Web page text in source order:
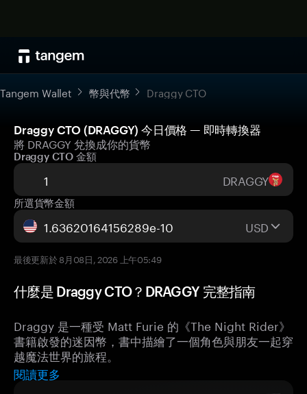
Tangem Wallet 幣與代幣 Draggy CTO
Draggy CTO (DRAGGY) 今日價格 — 即時轉換器
將 DRAGGY 兌換成你的貨幣
Draggy CTO 金額
DRAGGY
所選貨幣金額
USD
最後更新於 8月08日, 2026 上午05:49
什麼是 Draggy CTO？DRAGGY 完整指南
Draggy 是一種受 Matt Furie 的《The Night Rider》
書籍啟發的迷因幣，書中描繪了一個角色與朋友一起穿
越魔法世界的旅程。
閱讀更多